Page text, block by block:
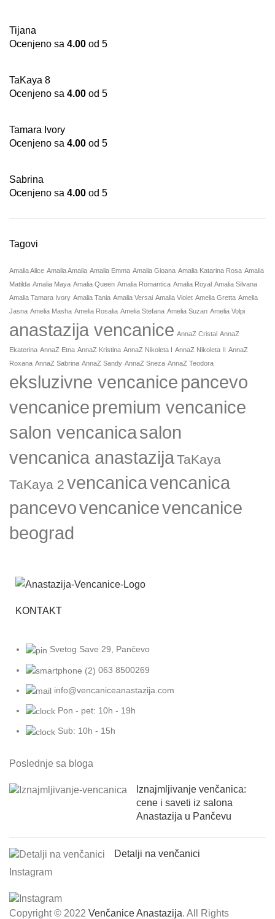
Tijana
Ocenjeno sa 4.00 od 5
TaKaya 8
Ocenjeno sa 4.00 od 5
Tamara Ivory
Ocenjeno sa 4.00 od 5
Sabrina
Ocenjeno sa 4.00 od 5
Tagovi
Amalia Alice Amalia Amalia Amalia Emma Amalia Gioana Amalia Katarina Rosa Amalia
Matilda Amalia Maya Amalia Queen Amalia Romantica Amalia Royal Amalia Silvana
Amalia Tamara Ivory Amalia Tania Amalia Versai Amalia Violet Amelia Gretta Amelia
Jasna Amelia Masha Amelia Rosalia Amelia Stefana Amelia Suzan Amelia Volpi
anastazija vencanice AnnaZ Cristal AnnaZ
Ekaterina AnnaZ Etna AnnaZ Kristina AnnaZ Nikoleta I AnnaZ Nikoleta II AnnaZ
Roxana AnnaZ Sabrina AnnaZ Sandy AnnaZ Sneza AnnaZ Teodora
eksluzivne vencanice pancevo
vencanice premium vencanice
salon vencanicasalon
vencanica anastazijaTaKaya
TaKaya 2 vencanicavencanica
pancevovencanicevencanice
beograd
KONTAKT
Svetog Save 29, Pančevo
063 8500269
info@vencaniceanastazija.com
Pon - pet: 10h - 19h
Sub: 10h - 15h
Poslednje sa bloga
Iznajmljivanje venčanica:
cene i saveti iz salona
Anastazija u Pančevu
Detalji na venčanici
Instagram
Copyright © 2022 Venčanice Anastazija. All Rights